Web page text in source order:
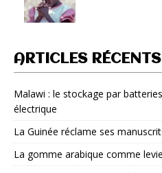
ARTICLES RÉCENTS
Malawi : le stockage par
électrique
La Guinée réclame ses
La gomme arabique comme